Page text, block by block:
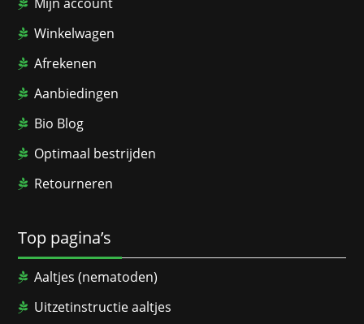
Winkelwagen
Afrekenen
Aanbiedingen
Bio Blog
Optimaal bestrijden
Retourneren
Top pagina’s
Aaltjes (nematoden)
Uitzetinstructie aaltjes